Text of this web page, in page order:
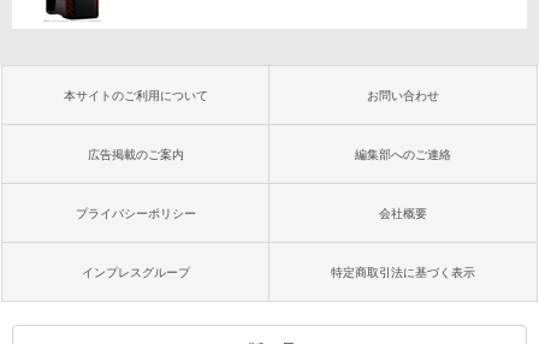
本サイトのご利用について お問い合わせ
広告掲載のご案内 編集部へのご連絡
プライバシーポリシー 会社概要
インプレスグループ 特定商取引法に基づく表示